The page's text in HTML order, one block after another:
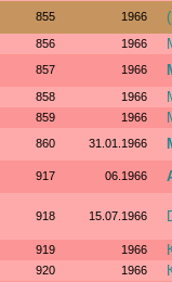
855 1966
856 1966
857 1966
858 1966
859 1966
860 31.01.1966
917 06.1966
918 15.07.1966
919 1966
920 1966